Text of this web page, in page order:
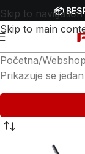
Skip to navigation
Skip to main
📦
Početna/Webshop
Prikazuje se